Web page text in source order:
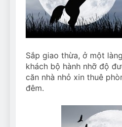
Can
And How
7 Năm Ago
How
7 Năm Ago
Sắp giao thừa, ở một
khách bộ hành nhỡ độ
căn nhà nhỏ xin thuê
đêm.